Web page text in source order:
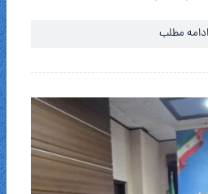
ادامه مطلب